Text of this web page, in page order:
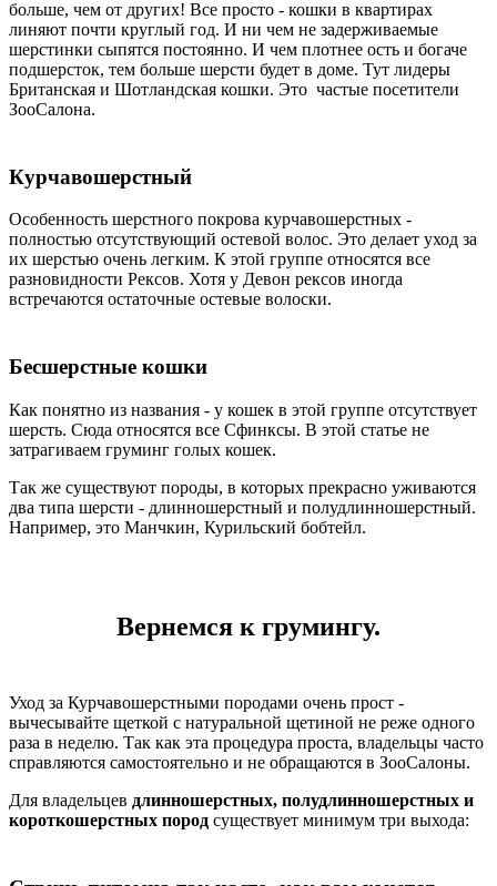
больше, чем от других! Все просто - кошки в квартирах
линяют почти круглый год. И ни чем не задерживаемые
шерстинки сыпятся постоянно. И чем плотнее ость и богаче
подшерсток, тем больше шерсти будет в доме. Тут лидеры
Британская и Шотландская кошки. Это частые посетители
ЗооСалона.
Курчавошерстный
Особенность шерстного покрова курчавошерстных -
полностью отсутствующий остевой волос. Это делает уход за
их шерстью очень легким. К этой группе относятся все
разновидности Рексов. Хотя у Девон рексов иногда
встречаются остаточные остевые волоски.
Бесшерстные кошки
Как понятно из названия - у кошек в этой группе отсутствует
шерсть. Сюда относятся все Сфинксы. В этой статье не
затрагиваем груминг голых кошек.
Так же существуют породы, в которых прекрасно уживаются
два типа шерсти - длинношерстный и полудлинношерстный.
Например, это Манчкин, Курильский бобтейл.
Вернемся к грумингу.
Уход за Курчавошерстными породами очень прост -
вычесывайте щеткой с натуральной щетиной не реже одного
раза в неделю. Так как эта процедура проста, владельцы часто
справляются самостоятельно и не обращаются в ЗооСалоны.
Для владельцев длинношерстных, полудлинношерстных и
короткошерстных пород существует минимум три выхода: